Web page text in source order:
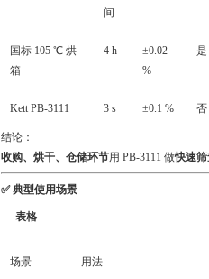
间
国标 105 ℃ 烘
箱
4 h
±0.02
%
是
Kett PB-3111 3 s ±0.1 % 否
结论：
收购、烘干、仓储环节用 PB-3111 做快速筛
✅ 典型使用场景
表格
场景 用法